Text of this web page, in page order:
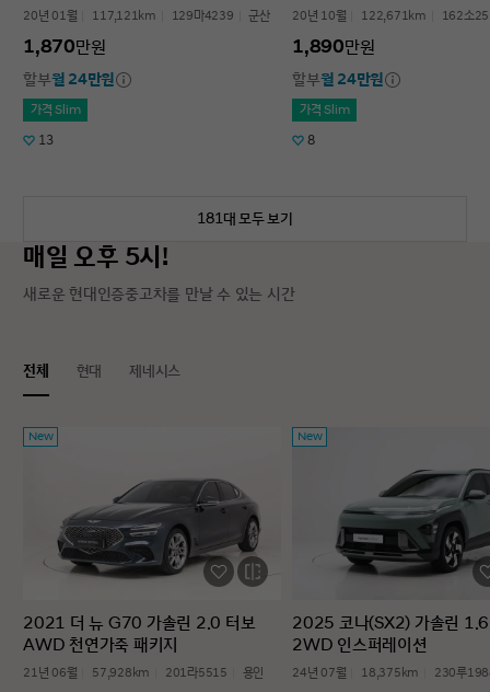
20년 01월 117,121km 129마4239 군산
1,870만원
할부월 24만원
가격 Slim
13
20년 10월 122,671km 162소
1,890만원
할부월 24만원
가격 Slim
8
181대 모두 보기
매일 오후 5시!
새로운 현대인증중고차를 만날 수 있는 시간
전체 현대 제네시스
New
2021 더 뉴 G70 가솔린 2.0 터보
AWD 천연가죽 패키지
21년 06월 57,928km 201라5515 용인
New
2025 코나(SX2) 가솔린 1.6
2WD 인스퍼레이션
24년 07월 18,375km 230루